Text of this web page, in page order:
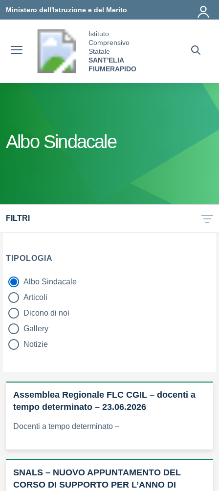
Ministero dell'Istruzione e del Merito
Istituto
Comprensivo
Statale
SANT'ELIA
FIUMERAPIDO
Albo Sindacale
FILTRI
TIPOLOGIA
tipologia di articoli
Albo Sindacale
Articoli
Dicono di noi
Gallery
Notizie
Assemblea Regionale FLC CGIL – docenti a
tempo determinato – 23.06.2026
Docenti a tempo determinato –
SNALS – NUOVO APPUNTAMENTO DEL
CORSO DI SUPPORTO PER L’ANNO DI